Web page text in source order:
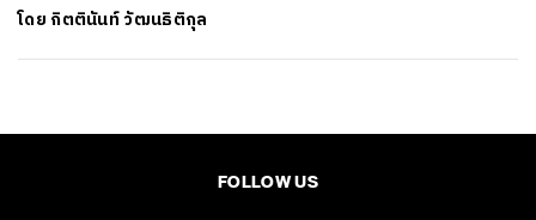
โดย กิตตินันท์ วัฒนธิติกุล
FOLLOW US